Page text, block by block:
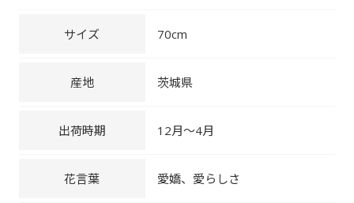
サイズ 70cm
産地 茨城県
出荷時期 12月～4月
花言葉 愛嬌、愛らしさ